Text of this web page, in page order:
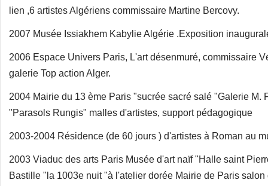
lien ,6 artistes Algériens commissaire Martine Bercovy.
2007 Musée Issiakhem Kabylie Algérie .Exposition
2006 Espace Univers Paris, L'art désenmuré, commissaire
galerie Top action Alger.
2004 Mairie du 13 ème Paris "sucrée sacré salé "Galerie
"Parasols Rungis" malles d'artistes, support pédagogique
2003-2004 Résidence (de 60 jours ) d'artistes à Roman au
2003 Viaduc des arts Paris Musée d'art naïf "Halle saint
Bastille "la 1003e nuit "à l'atelier dorée Mairie de Paris